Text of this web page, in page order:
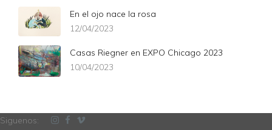
En el ojo nace la rosa
12/04/2023
Casas Riegner en EXPO Chicago 2023
10/04/2023
Siguenos: